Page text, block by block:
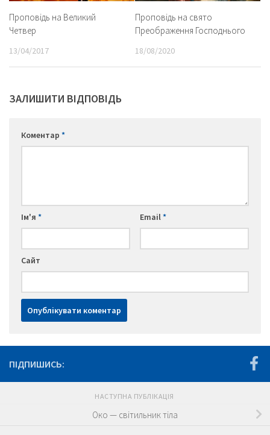
Проповідь на Великий
Четвер
13/04/2017
Проповідь на свято
Преображення Господнього
18/08/2020
ЗАЛИШИТИ ВІДПОВІДЬ
Коментар *
Ім'я * Email*
Сайт
ПІДПИШИСЬ:
НАСТУПНА ПУБЛІКАЦІЯ
Око — світильник тіла